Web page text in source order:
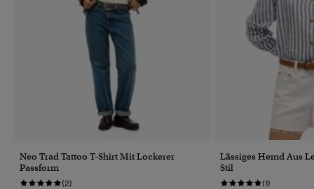
Neo Trad Tattoo T-Shirt Mit Lockerer
Passform
(2)
Lässiges Hemd Aus
Stil
(1)